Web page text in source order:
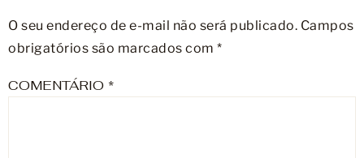
O seu endereço de e-mail não será publicado. Campos
obrigatórios são marcados com *
COMENTÁRIO *